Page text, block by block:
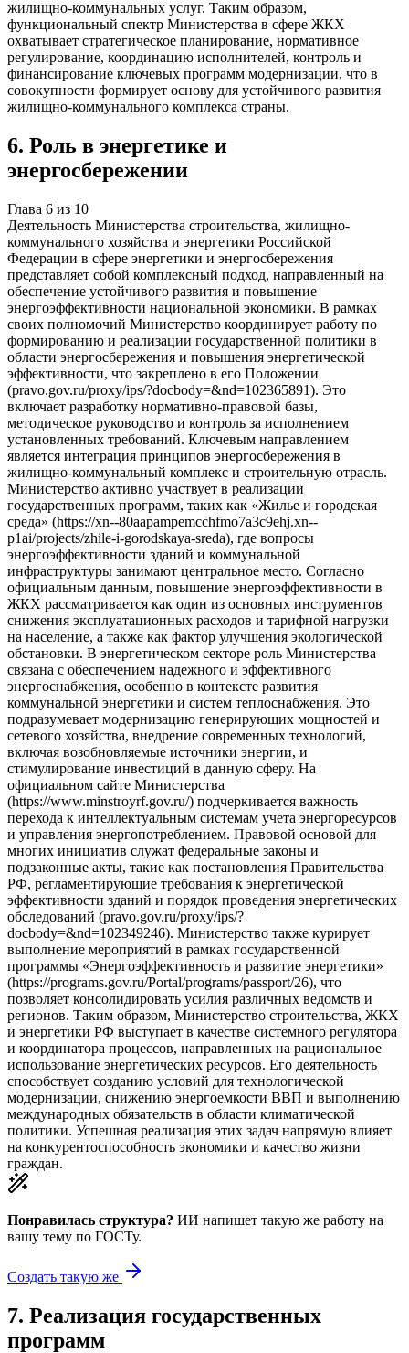
жилищно-коммунальных услуг. Таким образом,
функциональный спектр Министерства в сфере ЖКХ
охватывает стратегическое планирование, нормативное
регулирование, координацию исполнителей, контроль и
финансирование ключевых программ модернизации, что в
совокупности формирует основу для устойчивого развития
жилищно-коммунального комплекса страны.
6. Роль в энергетике и
энергосбережении
Глава 6 из 10
Деятельность Министерства строительства, жилищно-
коммунального хозяйства и энергетики Российской
Федерации в сфере энергетики и энергосбережения
представляет собой комплексный подход, направленный на
обеспечение устойчивого развития и повышение
энергоэффективности национальной экономики. В рамках
своих полномочий Министерство координирует работу по
формированию и реализации государственной политики в
области энергосбережения и повышения энергетической
эффективности, что закреплено в его Положении
(pravo.gov.ru/proxy/ips/?docbody=&nd=102365891). Это
включает разработку нормативно-правовой базы,
методическое руководство и контроль за исполнением
установленных требований. Ключевым направлением
является интеграция принципов энергосбережения в
жилищно-коммунальный комплекс и строительную отрасль.
Министерство активно участвует в реализации
государственных программ, таких как «Жилье и городская
среда» (https://xn--80aapampemcchfmo7a3c9ehj.xn--
p1ai/projects/zhile-i-gorodskaya-sreda), где вопросы
энергоэффективности зданий и коммунальной
инфраструктуры занимают центральное место. Согласно
официальным данным, повышение энергоэффективности в
ЖКХ рассматривается как один из основных инструментов
снижения эксплуатационных расходов и тарифной нагрузки
на население, а также как фактор улучшения экологической
обстановки. В энергетическом секторе роль Министерства
связана с обеспечением надежного и эффективного
энергоснабжения, особенно в контексте развития
коммунальной энергетики и систем теплоснабжения. Это
подразумевает модернизацию генерирующих мощностей и
сетевого хозяйства, внедрение современных технологий,
включая возобновляемые источники энергии, и
стимулирование инвестиций в данную сферу. На
официальном сайте Министерства
(https://www.minstroyrf.gov.ru/) подчеркивается важность
перехода к интеллектуальным системам учета энергоресурсов
и управления энергопотреблением. Правовой основой для
многих инициатив служат федеральные законы и
подзаконные акты, такие как постановления Правительства
РФ, регламентирующие требования к энергетической
эффективности зданий и порядок проведения энергетических
обследований (pravo.gov.ru/proxy/ips/?
docbody=&nd=102349246). Министерство также курирует
выполнение мероприятий в рамках государственной
программы «Энергоэффективность и развитие энергетики»
(https://programs.gov.ru/Portal/programs/passport/26), что
позволяет консолидировать усилия различных ведомств и
регионов. Таким образом, Министерство строительства, ЖКХ
и энергетики РФ выступает в качестве системного регулятора
и координатора процессов, направленных на рациональное
использование энергетических ресурсов. Его деятельность
способствует созданию условий для технологической
модернизации, снижению энергоемкости ВВП и выполнению
международных обязательств в области климатической
политики. Успешная реализация этих задач напрямую влияет
на конкурентоспособность экономики и качество жизни
граждан.
Понравилась структура? ИИ напишет такую же работу на
вашу тему по ГОСТу.
Создать такую же
7. Реализация государственных
программ